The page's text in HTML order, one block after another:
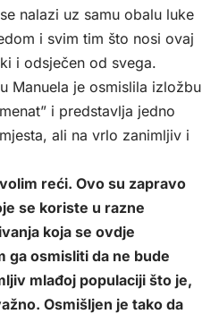
nalazi uz samu obalu luke
i svim tim što nosi ovaj
i odsječen od svega.
Manuela je osmislila izložbu
i predstavlja jedno
ali na vrlo zanimljiv i
reći. Ovo su zapravo
se koriste u razne
koja se ovdje
ga osmisliti da ne bude
mlađoj populaciji što je,
Osmišljen je tako da